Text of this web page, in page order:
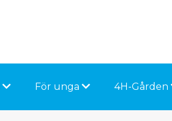
För unga 4H-Gården